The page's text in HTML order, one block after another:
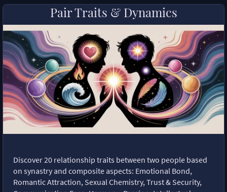
Pair Traits & Dynamics
Discover 20 relationship traits between two people based
on synastry and composite aspects: Emotional Bond,
Romantic Attraction, Sexual Chemistry, Trust & Security,